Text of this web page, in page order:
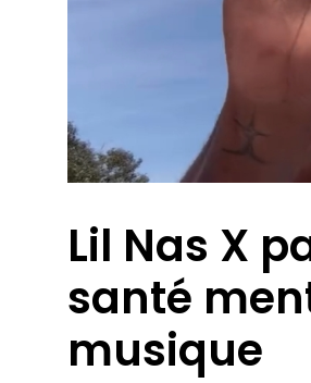
Lil Nas X
santé
musique